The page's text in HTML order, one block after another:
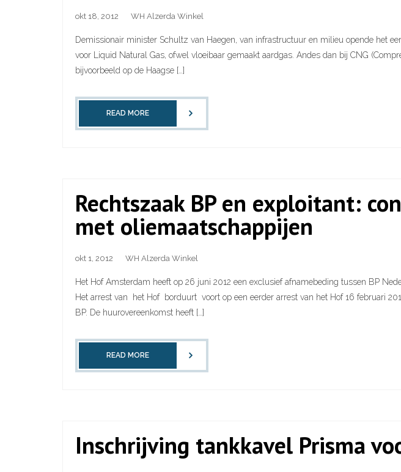
okt 18, 2012 WH Alzerda Winkel
Demissionair minister Schultz van Haegen, van infrastructuur en milieu opende het
voor Liquid Natural Gas, ofwel vloeibaar gemaakt aardgas. Andes dan bij CNG
bijvoorbeeld op de Haagse […]
READ MORE
Rechtszaak BP en exploitant:
met oliemaatschappijen
okt 1, 2012 WH Alzerda Winkel
Het Hof Amsterdam heeft op 26 juni 2012 een exclusief afnamebeding tussen BP
Het arrest van het Hof borduurt voort op een eerder arrest van het Hof 16 februari
BP. De huurovereenkomst heeft […]
READ MORE
Inschrijving tankkavel Prisma